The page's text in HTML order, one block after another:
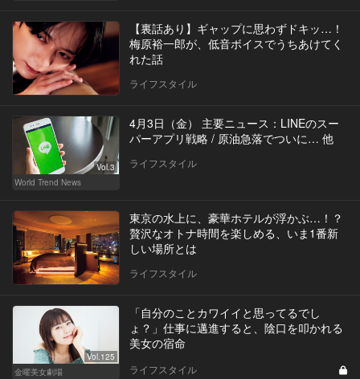
【裏話あり】ギャップに思わずドキッ…！
梅原裕一郎が、低音ボイスでうちあけてく
れた話
ライフスタイル
Vol.3
World Trend News
4月3日（金） 主要ニュース：LINEのスー
パーアプリ戦略 / 原油急落でついに… 他
ライフスタイル
東京の水上に、豪華ホテルが浮かぶ…！？
贅沢なオトナ時間を楽しめる、いま1番新
しい場所とは
ライフスタイル
Vol.125
金曜美女劇場
「自分のことカワイイと思ってるでし
ょ？」仕事に邁進すると、陰口を叩かれる
美女の宿命
ライフスタイル